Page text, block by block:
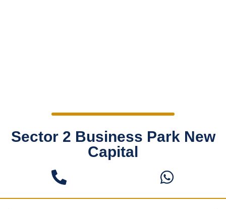
Sector 2 Business Park New
Capital